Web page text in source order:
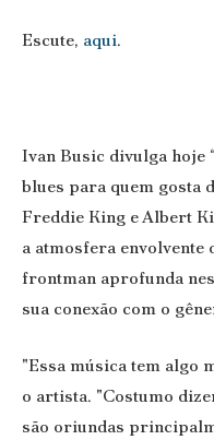
Escute, aqui.
Ivan Busic divulga hoje “
blues para quem gosta
Freddie King e Albert
a atmosfera envolvente
frontman aprofunda
sua conexão com o
"Essa música tem algo
o artista. "Costumo
são oriundas